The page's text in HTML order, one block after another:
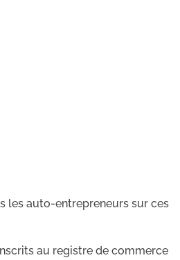
les auto-entrepreneurs sur ces
au registre de commerce